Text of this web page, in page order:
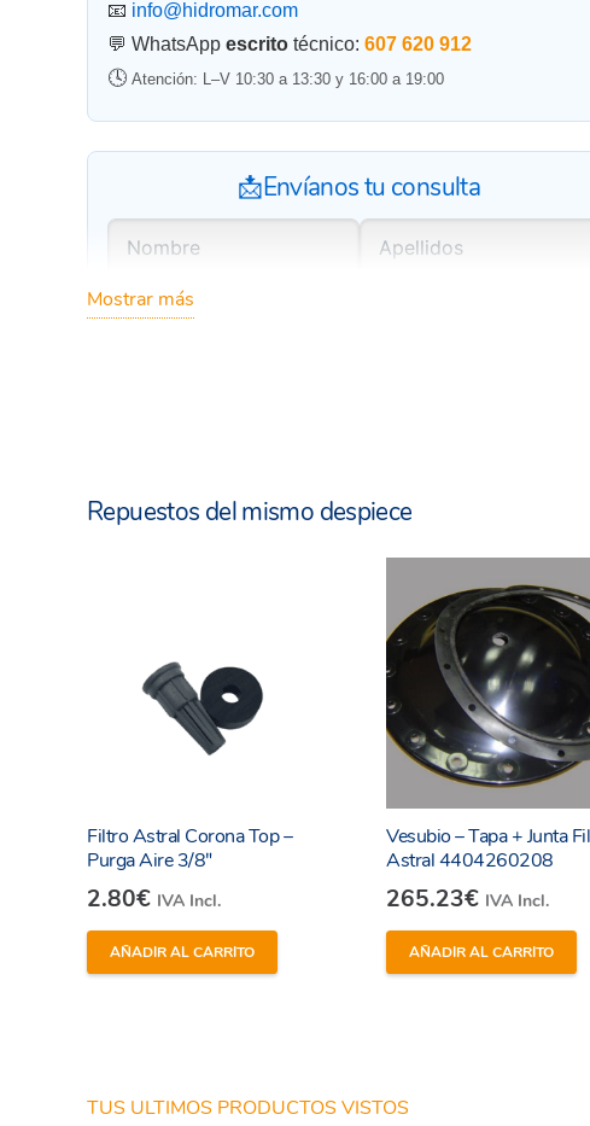
📧 info@hidromar.com
💬 WhatsApp escrito técnico: 607 620 912
🕓 Atención: L–V 10:30 a 13:30 y 16:00 a 19:00
📩Envíanos tu consulta
He leído y estoy de acuerdo con lostérminos y
condiciones y
política de privacidadde la web.
Mostrar más
Repuestos del mismo despiece
Filtro Astral Corona Top –
Purga Aire 3/8″
2.80€ IVA Incl.
AÑADIR AL CARRITO
Vesubio – Tapa + Junta
Astral 4404260208
265.23€ IVA Incl.
AÑADIR AL CARRITO
TUS ULTIMOS PRODUCTOS VISTOS